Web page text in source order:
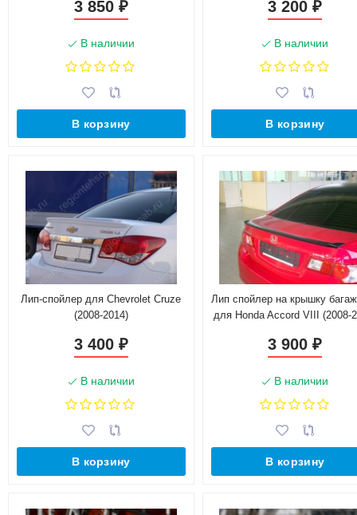
3 850 ₽
В наличии
В корзину
3 200₽
В наличии
В корзину
Лип-спойлер для Chevrolet Cruze
(2008-2014)
3 400 ₽
В наличии
В корзину
Лип спойлер на крышку
для Honda Accord VIII (2008-
3 900₽
В наличии
В корзину